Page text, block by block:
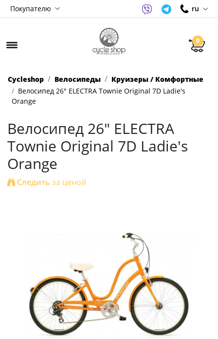
Покупателю ru
0
Cycleshop Велосипеды
Круизеры / Комфортные
Велосипед 26" ELECTRA Townie Original 7D Ladie's
Orange
Велосипед 26" ELECTRA
Townie Original 7D Ladie's
Orange
Следить за ценой